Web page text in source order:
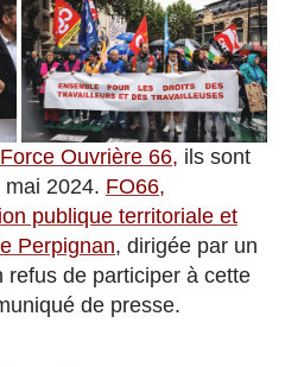
Force Ouvrière 66, ils sont
2024. FO66,
publique territoriale et
Perpignan, dirigée par un
refus de participer à cette
de presse.